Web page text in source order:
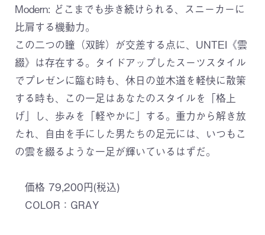
Modern: どこまでも歩き続けられる、スニーカーに
比肩する機動力。
この二つの瞳（双眸）が交差する点に、UNTEI《雲
綴》は存在する。タイドアップしたスーツスタイル
でプレゼンに臨む時も、休日の並木道を軽快に散策
する時も、この一足はあなたのスタイルを「格上
げ」し、歩みを「軽やかに」する。重力から解き放
たれ、自由を手にした男たちの足元には、いつもこ
の雲を綴るような一足が輝いているはずだ。
価格 79,200円(税込)
COLOR：GRAY